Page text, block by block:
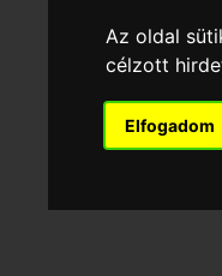
Az oldal
célzott
Elfogadom